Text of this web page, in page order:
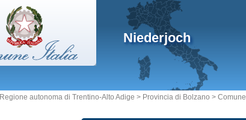
Niederjoch
Regione autonoma di Trentino-Alto Adige > Provincia di Bolzano >